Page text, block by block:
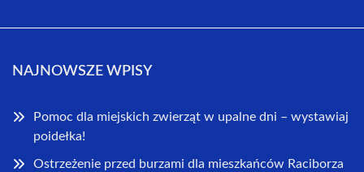
NAJNOWSZE WPISY
Pomoc dla miejskich zwierząt w upalne dni – wystawiaj
poidełka!
Ostrzeżenie przed burzami dla mieszkańców Raciborza